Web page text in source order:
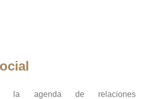
la agenda de relaciones